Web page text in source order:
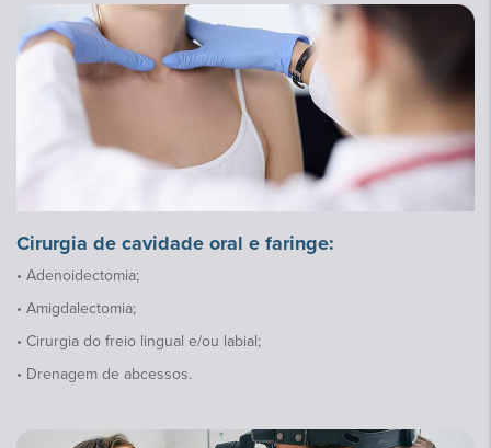
Cirurgia de cavidade oral e faringe:
• Adenoidectomia;
• Amigdalectomia;
• Cirurgia do freio lingual e/ou labial;
• Drenagem de abcessos.